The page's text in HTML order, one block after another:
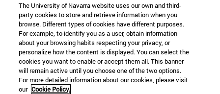
The University of Navarra website uses our own and third-
party cookies to store and retrieve information when you
browse. Different types of cookies have different purposes.
For example, to identify you as a user, obtain information
about your browsing habits respecting your privacy, or
personalize how the content is displayed. You can select the
cookies you want to enable or accept them all. This banner
will remain active until you choose one of the two options.
For more detailed information about our cookies, please visit
our Cookie Policy.